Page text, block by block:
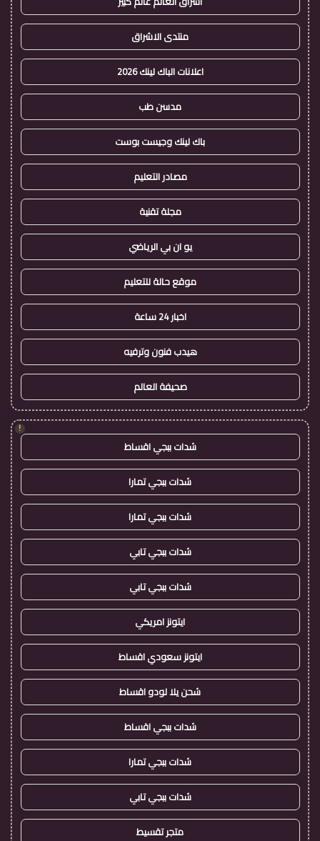
منتدى الاشراق
اعلانات الباك لينك 2026
مدسن طب
باك لينك وجيست بوست
مصادر التعليم
مجلة تقنية
يو ان بي الرياضي
موقع حالة للتعليم
اخبار 24 ساعة
هيدب فنون وترفيه
صحيفة العالم
!
شدات ببجي اقساط
شدات ببجي تمارا
شدات ببجي تمارا
شدات ببجي تابي
شدات ببجي تابي
ايتونز امريكي
ايتونز سعودي اقساط
شحن يلا لودو اقساط
شدات ببجي اقساط
شدات ببجي تمارا
شدات ببجي تابي
متجر تقسيط